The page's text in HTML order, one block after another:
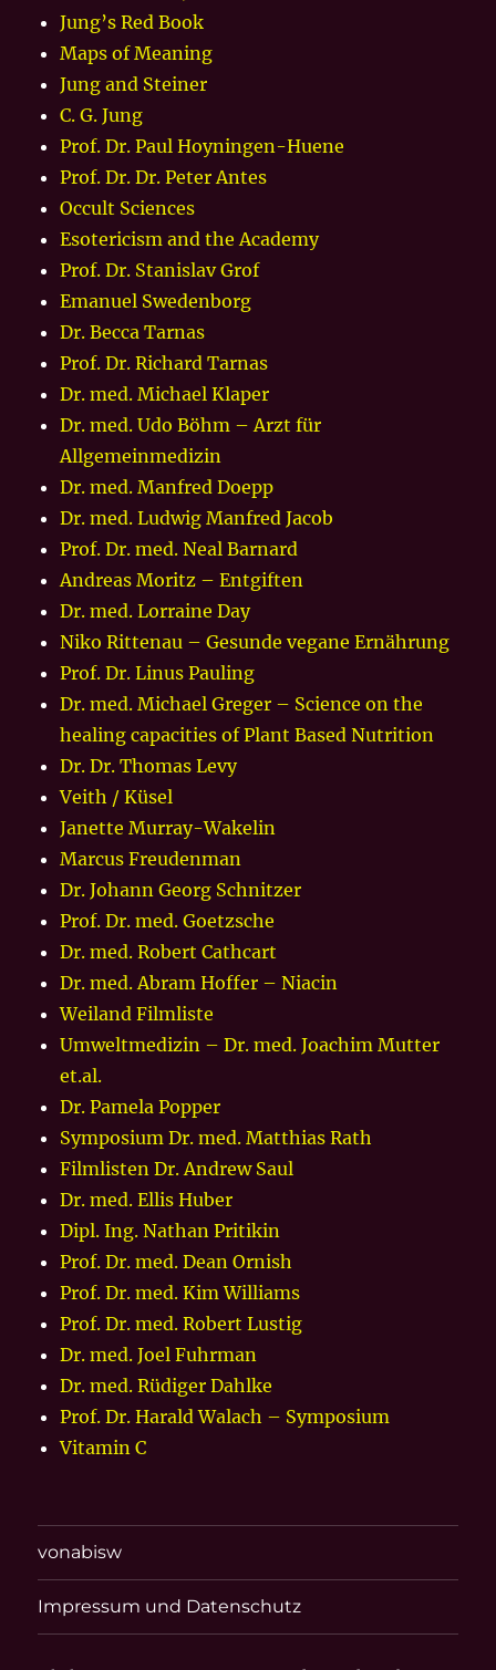
Jung’s Red Book
Maps of Meaning
Jung and Steiner
C. G. Jung
Prof. Dr. Paul Hoyningen-Huene
Prof. Dr. Dr. Peter Antes
Occult Sciences
Esotericism and the Academy
Prof. Dr. Stanislav Grof
Emanuel Swedenborg
Dr. Becca Tarnas
Prof. Dr. Richard Tarnas
Dr. med. Michael Klaper
Dr. med. Udo Böhm – Arzt für
Allgemeinmedizin
Dr. med. Manfred Doepp
Dr. med. Ludwig Manfred Jacob
Prof. Dr. med. Neal Barnard
Andreas Moritz – Entgiften
Dr. med. Lorraine Day
Niko Rittenau – Gesunde vegane Ernährung
Prof. Dr. Linus Pauling
Dr. med. Michael Greger – Science on the
healing capacities of Plant Based Nutrition
Dr. Dr. Thomas Levy
Veith / Küsel
Janette Murray-Wakelin
Marcus Freudenman
Dr. Johann Georg Schnitzer
Prof. Dr. med. Goetzsche
Dr. med. Robert Cathcart
Dr. med. Abram Hoffer – Niacin
Weiland Filmliste
Umweltmedizin – Dr. med. Joachim Mutter
et.al.
Dr. Pamela Popper
Symposium Dr. med. Matthias Rath
Filmlisten Dr. Andrew Saul
Dr. med. Ellis Huber
Dipl. Ing. Nathan Pritikin
Prof. Dr. med. Dean Ornish
Prof. Dr. med. Kim Williams
Prof. Dr. med. Robert Lustig
Dr. med. Joel Fuhrman
Dr. med. Rüdiger Dahlke
Prof. Dr. Harald Walach – Symposium
Vitamin C
vonabisw
Impressum und Datenschutz